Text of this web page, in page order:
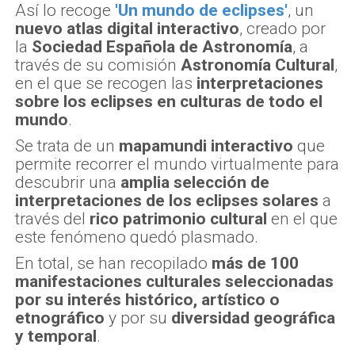
Así lo recoge 'Un mundo de eclipses', un
nuevo atlas digital interactivo, creado por
la Sociedad Española de Astronomía, a
través de su comisión Astronomía Cultural,
en el que se recogen las interpretaciones
sobre los eclipses en culturas de todo el
mundo.
Se trata de un mapamundi interactivo que
permite recorrer el mundo virtualmente para
descubrir una amplia selección de
interpretaciones de los eclipses solares a
través del rico patrimonio cultural en el que
este fenómeno quedó plasmado.
En total, se han recopilado más de 100
manifestaciones culturales seleccionadas
por su interés histórico, artístico o
etnográfico y por su diversidad geográfica
y temporal.